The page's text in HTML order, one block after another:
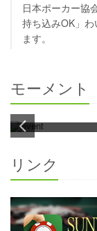
日本ポーカー協
持ち込みOK」
ます。
モーメント
リンク